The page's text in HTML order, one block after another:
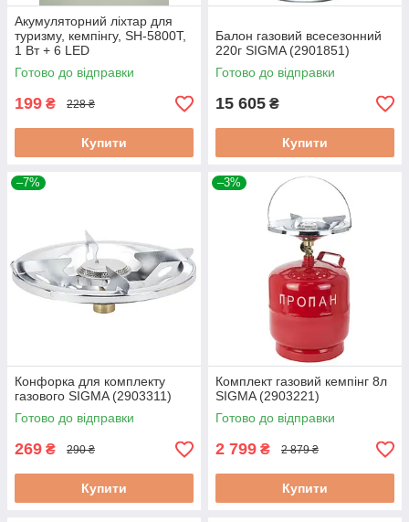
Акумуляторний ліхтар для
туризму, кемпінгу, SH-5800T,
1 Вт + 6 LED
Готово до відправки
199 ₴ 228 ₴
Купити
Балон газовий всесезонний
220г SIGMA (2901851)
Готово до відправки
15 605 ₴
Купити
–7%
Конфорка для комплекту
газового SIGMA (2903311)
Готово до відправки
269 ₴ 290 ₴
Купити
–3%
Комплект газовий кемпінг 8л
SIGMA (2903221)
Готово до відправки
2 799 ₴ 2 879 ₴
Купити